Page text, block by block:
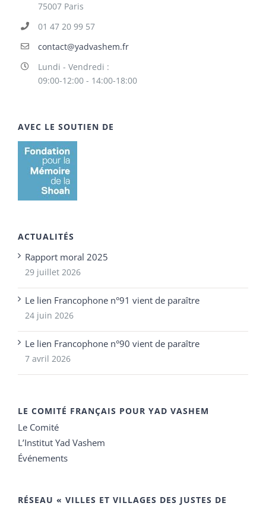
75007 Paris
01 47 20 99 57
contact@yadvashem.fr
Lundi - Vendredi :
09:00-12:00 - 14:00-18:00
AVEC LE SOUTIEN DE
ACTUALITÉS
Rapport moral 2025
29 juillet 2026
Le lien Francophone n°91 vient de paraître
24 juin 2026
Le lien Francophone n°90 vient de paraître
7 avril 2026
LE COMITÉ FRANÇAIS POUR YAD VASHEM
Le Comité
L’Institut Yad Vashem
Événements
RÉSEAU « VILLES ET VILLAGES DES JUSTES DE